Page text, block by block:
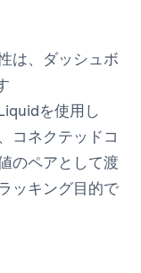
は、ダッシュボ
を使用し
コネクテッドコ
のペアとして渡
ッキング目的で